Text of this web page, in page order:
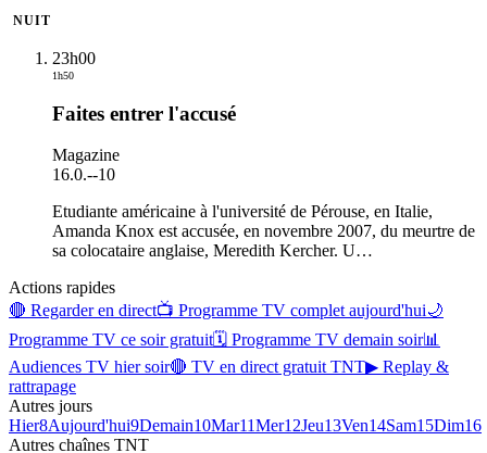
NUIT
23h00
1h50
Faites entrer l'accusé
Magazine
16.0.--10
Etudiante américaine à l'université de Pérouse, en Italie,
Amanda Knox est accusée, en novembre 2007, du meurtre de
sa colocataire anglaise, Meredith Kercher. U…
Actions rapides
🔴 Regarder en direct📺 Programme TV complet aujourd'hui🌙
Programme TV ce soir gratuit🗓 Programme TV demain soir📊
Audiences TV hier soir🔴 TV en direct gratuit TNT▶ Replay &
rattrapage
Autres jours
Hier8Aujourd'hui9Demain10Mar11Mer12Jeu13Ven14Sam15Dim16
Autres chaînes TNT